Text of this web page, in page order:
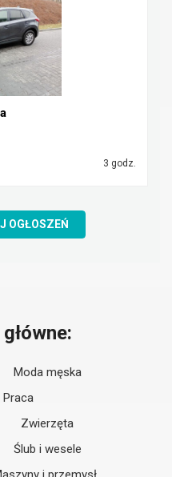
3 godz.
OGŁOSZEŃ
Moda męska
Praca
Zwierzęta
Ślub i wesele